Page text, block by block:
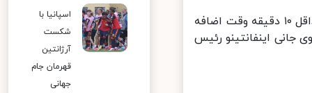
برآوردهای فعلی حاکی از آن است که مسابقات جام جهانی ۲۰۲۲ می‌تواند حداقل ۱۰ دقیقه وقت اضافه
اینفانتینو رئیس
اسپانیا با
شکست
آرژانتین
قهرمان جام
جهانی